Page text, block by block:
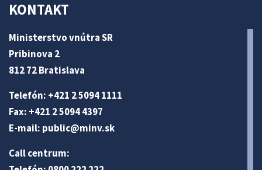
KONTAKT
Ministerstvo vnútra SR
Pribinova 2
812 72 Bratislava
Telefón: +421 2 5094 1111
Fax: +421 2 5094 4397
E-mail: public@minv.sk
Call centrum: